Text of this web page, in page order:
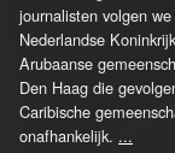
journalisten volgen
Nederlandse
Arubaanse
Den Haag die
Caribische
onafhankelijk. ...